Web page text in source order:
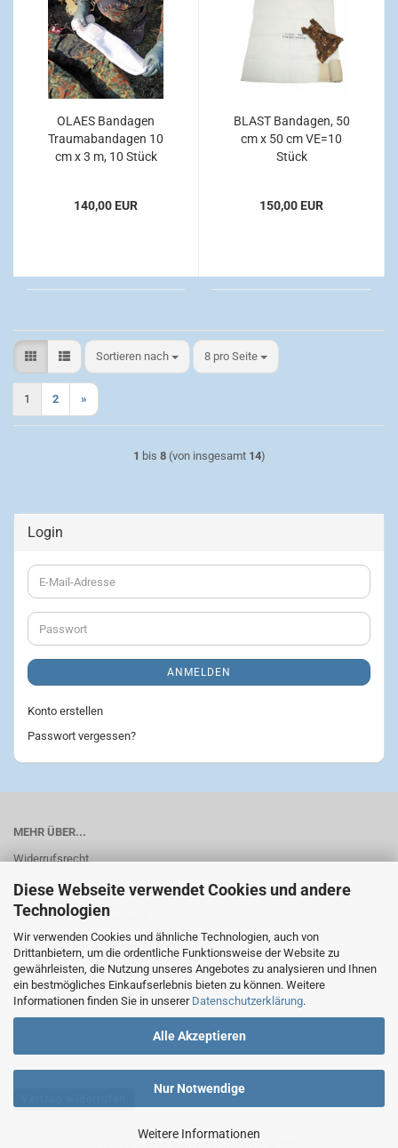
Diese Webseite verwendet Cookies und andere
Technologien
Wir verwenden Cookies und ähnliche Technologien, auch von
Drittanbietern, um die ordentliche Funktionsweise der Website zu
gewährleisten, die Nutzung unseres Angebotes zu analysieren und Ihnen
ein bestmögliches Einkaufserlebnis bieten zu können. Weitere
Informationen finden Sie in unserer Datenschutzerklärung.
Alle Akzeptieren
Nur Notwendige
Weitere Informationen
OLAES Bandagen
Traumabandagen 10
cm x 3 m, 10 Stück
140,00 EUR
BLAST Bandagen, 50
cm x 50 cm VE=10
Stück
150,00 EUR
Sortieren nach
Sortieren nach 8 pro Seite
pro Seite
1 2 »
1 bis 8(von insgesamt 14)
Login
E-
Mail-
Adresse
Passwort
ANMELDEN
Konto erstellen
Passwort vergessen?
MEHR ÜBER...
Widerrufsrecht
AGB
Liefer- und Versandkosten
Privatsphäre und Datenschutz
Impressum
Cookie Einstellungen